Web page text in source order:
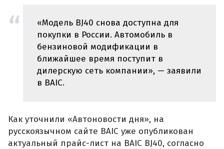
«Модель BJ40 снова доступна для
покупки в России. Автомобиль в
бензиновой модификации в
ближайшее время поступит в
дилерскую сеть компании», — заявили
в BAIC.
Как уточнили «Автоновости дня», на
русскоязычном сайте BAIC уже опубликован
актуальный прайс-лист на BAIC BJ40, согласно